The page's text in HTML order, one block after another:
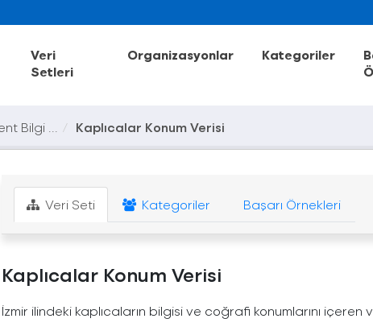
Veri
Setleri
Organizasyonlar Kategoriler
Bilgi ... Kaplıcalar Konum Verisi
Veri Seti Kategoriler Başarı Örnekleri
Kaplıcalar Konum Verisi
İzmir ilindeki kaplıcaların bilgisi ve coğrafi konumlarını içeren